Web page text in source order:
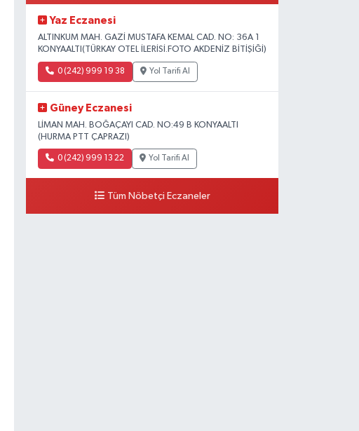
Yaz Eczanesi
ALTINKUM MAH. GAZİ MUSTAFA KEMAL CAD. NO: 36A 1
KONYAALTI(TÜRKAY OTEL İLERİSİ.FOTO AKDENİZ BİTİŞİĞİ)
0 (242) 999 19 38 Yol Tarifi Al
Güney Eczanesi
LİMAN MAH. BOĞAÇAYI CAD. NO:49 B KONYAALTI
(HURMA PTT ÇAPRAZI)
0 (242) 999 13 22 Yol Tarifi Al
Tüm Nöbetçi Eczaneler